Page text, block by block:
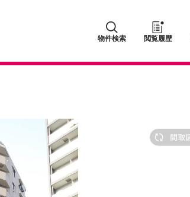
物件検索 閲覧履歴